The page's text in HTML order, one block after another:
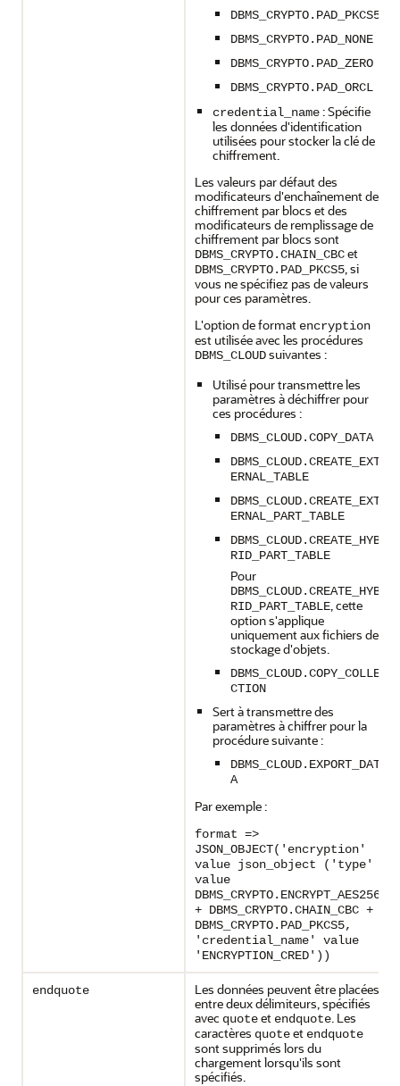
DBMS_CRYPTO.PAD_PKCS5
DBMS_CRYPTO.PAD_NONE
DBMS_CRYPTO.PAD_ZERO
DBMS_CRYPTO.PAD_ORCL
credential_name: Spécifie
les données d'identification
utilisées pour stocker la clé de
chiffrement.
Les valeurs par défaut des
modificateurs d'enchaînement de
chiffrement par blocs et des
modificateurs de remplissage de
chiffrement par blocs sont
DBMS_CRYPTO.CHAIN_CBCet
DBMS_CRYPTO.PAD_PKCS5, si
vous ne spécifiez pas de valeurs
pour ces paramètres.
L'option de format encryption
est utilisée avec les procédures
DBMS_CLOUDsuivantes :
Utilisé pour transmettre les
paramètres à déchiffrer pour
ces procédures :
DBMS_CLOUD.COPY_DATA
DBMS_CLOUD.CREATE_EXT
ERNAL_TABLE
DBMS_CLOUD.CREATE_EXT
ERNAL_PART_TABLE
DBMS_CLOUD.CREATE_HYB
RID_PART_TABLE
Pour
DBMS_CLOUD.CREATE_HYB
RID_PART_TABLE, cette
option s'applique
uniquement aux fichiers de
stockage d'objets.
DBMS_CLOUD.COPY_COLLE
CTION
Sert à transmettre des
paramètres à chiffrer pour la
procédure suivante :
DBMS_CLOUD.EXPORT_DAT
A
Par exemple :
format =>
JSON_OBJECT('encryption'
value json_object ('type'
value
DBMS_CRYPTO.ENCRYPT_AES256
+ DBMS_CRYPTO.CHAIN_CBC +
DBMS_CRYPTO.PAD_PKCS5,
'credential_name' value
'ENCRYPTION_CRED'))
endquote
Les données peuvent être placées
entre deux délimiteurs, spécifiés
avec quoteet endquote. Les
caractères quoteet endquote
sont supprimés lors du
chargement lorsqu'ils sont
spécifiés.